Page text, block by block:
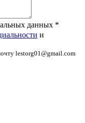
данных *
и
lestorg01@gmail.com